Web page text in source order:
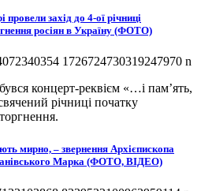
захід до 4-ої річниці
росіян в Україну (ФОТО)
концерт-реквієм «…і пам’ять,
річниці початку
мирно, – звернення Архієпископа
Марка (ФОТО, ВІДЕО)